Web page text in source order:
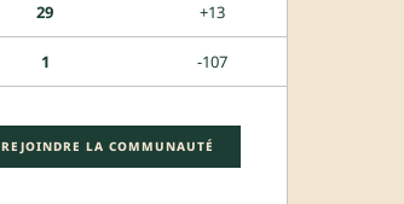
29 +13
1 -107
REJOINDRE LA COMMUNAUTÉ